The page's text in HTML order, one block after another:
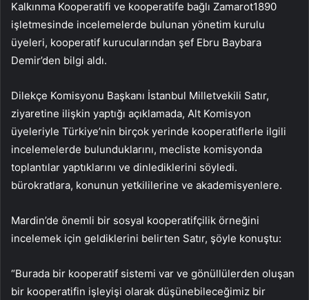
Kalkınma Kooperatifi ve kooperatife bağlı Zamarot1890
işletmesinde incelemelerde bulunan yönetim kurulu
üyeleri, kooperatif kurucularından şef Ebru Baybara
Demir’den bilgi aldı.
Dilekçe Komisyonu Başkanı İstanbul Milletvekili Satır,
ziyaretine ilişkin yaptığı açıklamada, Alt Komisyon
üyeleriyle Türkiye’nin birçok yerinde kooperatiflerle ilgili
incelemelerde bulunduklarını, mecliste komisyonda
toplantılar yaptıklarını ve dinlediklerini söyledi.
bürokratlara, konunun yetkililerine ve akademisyenlere.
Mardin’de önemli bir sosyal kooperatifçilik örneğini
incelemek için geldiklerini belirten Satır, şöyle konuştu:
“Burada bir kooperatif sistemi var ve gönüllülerden oluşan
bir kooperatifin işleyişi olarak düşünebileceğimiz bir